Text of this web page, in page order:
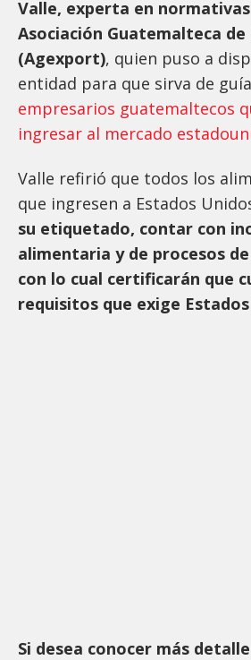
Valle, experta en normativas
Asociación Guatemalteca
(Agexport), quien puso a
entidad para que sirva de
empresarios guatemaltecos
ingresar al mercado
Valle refirió que todos los
que ingresen a Estados
su etiquetado, contar con
alimentaria y de procesos
con lo cual certificarán que
requisitos que exige
Si desea conocer más